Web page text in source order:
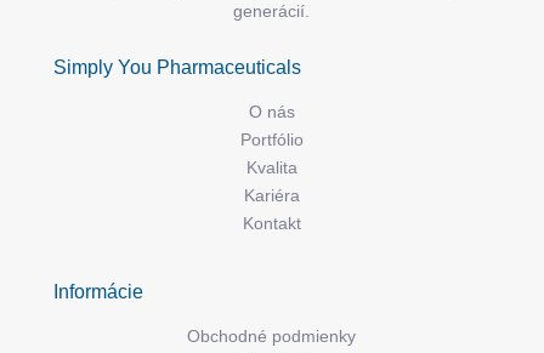
generácií.
Simply You Pharmaceuticals
O nás
Portfólio
Kvalita
Kariéra
Kontakt
Informácie
Obchodné podmienky